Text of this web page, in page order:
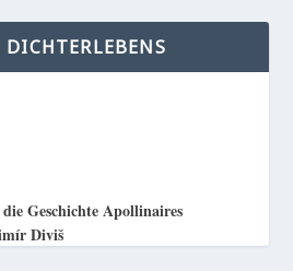
Geschichte Apollinaires
Diviš